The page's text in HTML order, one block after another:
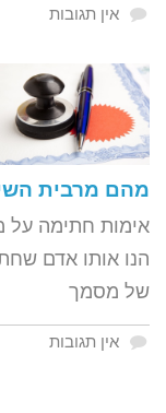
אין תגובות
מהם מרבית
אימות חתימה
הנו אותו אדם
של מסמך
אין תגובות